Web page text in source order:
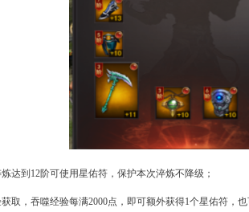
达到12阶可使用星佑符，保护本次淬炼不降级；
取，吞噬经验每满2000点，即可额外获得1个星佑符，